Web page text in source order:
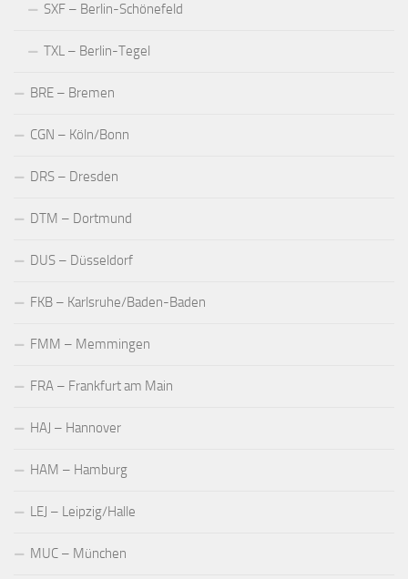
SXF – Berlin-Schönefeld
TXL – Berlin-Tegel
BRE – Bremen
CGN – Köln/Bonn
DRS – Dresden
DTM – Dortmund
DUS – Düsseldorf
FKB – Karlsruhe/Baden-Baden
FMM – Memmingen
FRA – Frankfurt am Main
HAJ – Hannover
HAM – Hamburg
LEJ – Leipzig/Halle
MUC – München